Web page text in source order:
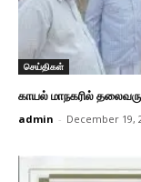
செய்திகள்
காயல் மாநகரில்
admin - December 19,